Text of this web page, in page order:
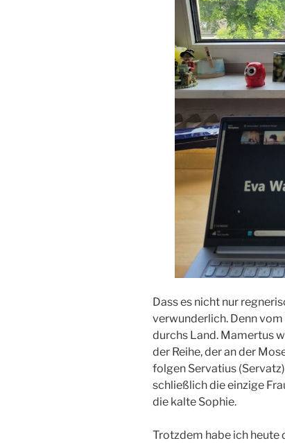
Dass es nicht nur
verwunderlich. Denn vom
durchs Land. Mamertus
der Reihe, der an der
folgen Servatius
schließlich die einzige
die kalte Sophie.
Trotzdem habe ich heute